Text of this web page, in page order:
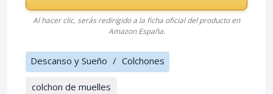
Al hacer clic, serás redirigido a la ficha oficial del producto en
Amazon España.
Descanso y Sueño / Colchones
colchon de muelles